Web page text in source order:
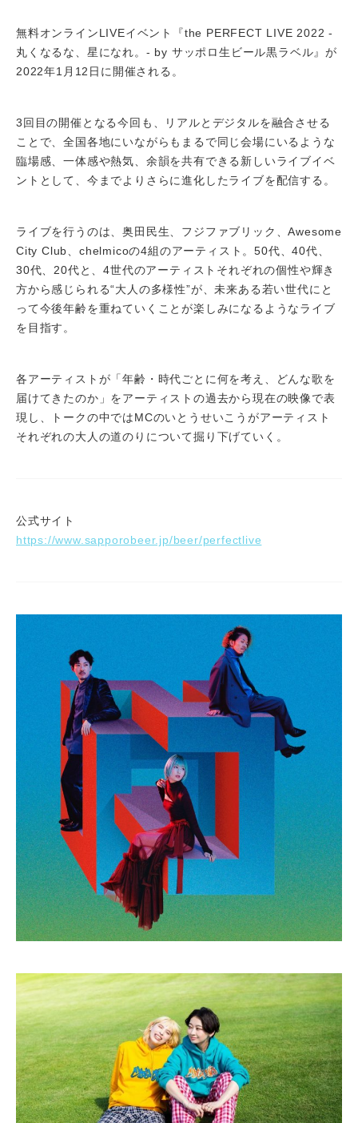
無料オンラインLIVEイベント『the PERFECT LIVE 2022 -
丸くなるな、星になれ。- by サッポロ生ビール黒ラベル』が
2022年1月12日に開催される。
3回目の開催となる今回も、リアルとデジタルを融合させる
ことで、全国各地にいながらもまるで同じ会場にいるような
臨場感、一体感や熱気、余韻を共有できる新しいライブイベ
ントとして、今までよりさらに進化したライブを配信する。
ライブを行うのは、奥田民生、フジファブリック、Awesome
City Club、chelmicoの4組のアーティスト。50代、40代、
30代、20代と、4世代のアーティストそれぞれの個性や輝き
方から感じられる“大人の多様性”が、未来ある若い世代にと
って今後年齢を重ねていくことが楽しみになるようなライブ
を目指す。
各アーティストが「年齢・時代ごとに何を考え、どんな歌を
届けてきたのか」をアーティストの過去から現在の映像で表
現し、トークの中ではMCのいとうせいこうがアーティスト
それぞれの大人の道のりについて掘り下げていく。
公式サイト
https://www.sapporobeer.jp/beer/perfectlive